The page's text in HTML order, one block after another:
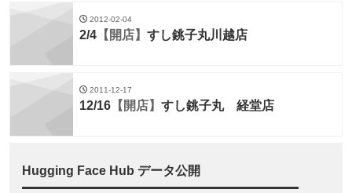
2012-02-04
2/4 【開店】 すし銚子丸川越店
2011-12-17
12/16 【開店】 すし銚子丸 経堂店
Hugging Face Hub データ公開